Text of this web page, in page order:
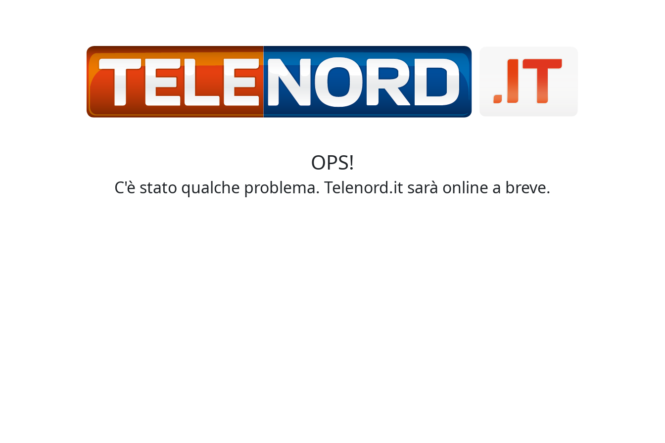
OPS!
C'è stato qualche problema. Telenord.it sarà online a breve.